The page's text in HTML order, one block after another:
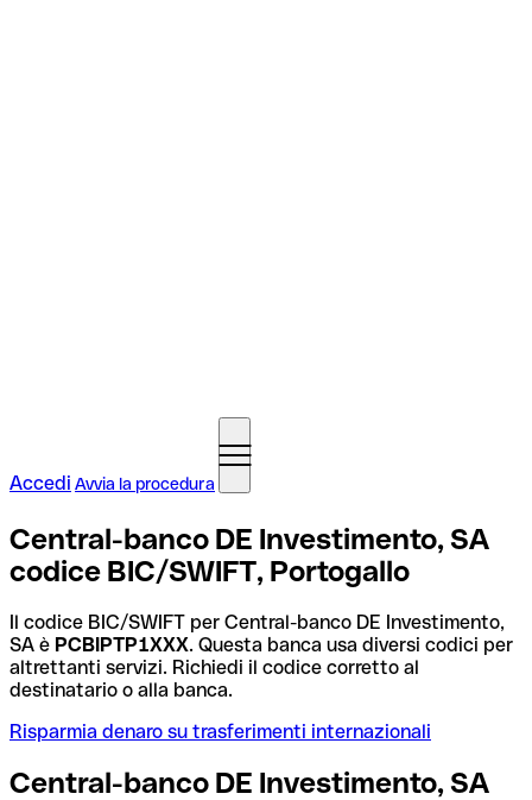
Accedi Avvia la procedura
Central-banco DE Investimento, SA
codice BIC/SWIFT, Portogallo
Il codice BIC/SWIFT per Central-banco DE Investimento,
SA è PCBIPTP1XXX. Questa banca usa diversi codici per
altrettanti servizi. Richiedi il codice corretto al
destinatario o alla banca.
Risparmia denaro su trasferimenti internazionali
Central-banco DE Investimento, SA